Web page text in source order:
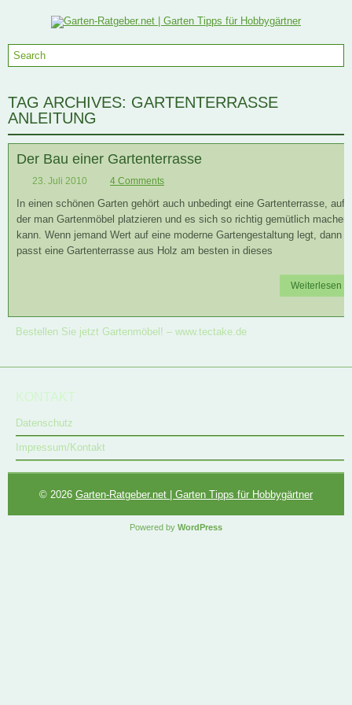
TAG ARCHIVES: GARTENTERRASSE
ANLEITUNG
Der Bau einer Gartenterrasse
23. Juli 2010 4 Comments
In einen schönen Garten gehört auch unbedingt eine Gartenterrasse, auf
der man Gartenmöbel platzieren und es sich so richtig gemütlich machen
kann. Wenn jemand Wert auf eine moderne Gartengestaltung legt, dann
passt eine Gartenterrasse aus Holz am besten in dieses
Weiterlesen
Bestellen Sie jetzt Gartenmöbel! – www.tectake.de
KONTAKT
Datenschutz
Impressum/Kontakt
© 2026 Garten-Ratgeber.net | Garten Tipps für Hobbygärtner
Powered by WordPress